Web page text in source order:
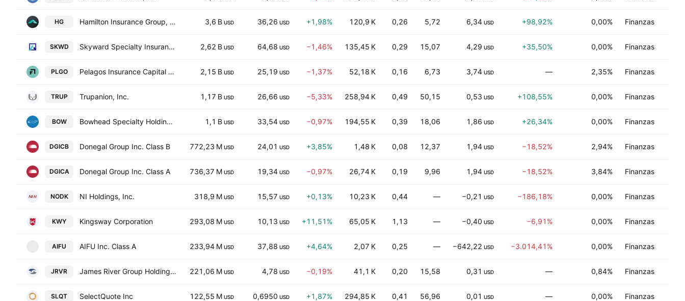
HG Hamilton Insurance Group, Ltd. Class B 3,6 B USD 36,26 USD +1,98% 120,9 K 0,26 5,72 6,34 USD +98,92% 0,00% Finanzas
SKWD Skyward Specialty Insurance Group, Inc. 2,62 B USD 64,68 USD −1,46% 135,45 K 0,29 15,07 4,29 USD +35,50% 0,00% Finanzas
PLGO Pelagos Insurance Capital Limited 2,15 B USD 25,19 USD −1,37% 52,18 K 0,16 6,73 3,74 USD — 2,35% Finanzas
TRUP Trupanion, Inc. 1,17 B USD 26,66 USD −5,33% 258,94 K 0,49 50,15 0,53 USD +108,55% 0,00% Finanzas
BOW Bowhead Specialty Holdings Inc. 1,1 B USD 33,54 USD −0,97% 194,55 K 0,39 18,06 1,86 USD +26,34% 0,00% Finanzas
DGICB Donegal Group Inc. Class B 772,23 M USD 24,01 USD +3,85% 1,48 K 0,08 12,37 1,94 USD −18,52% 2,94% Finanzas
DGICA Donegal Group Inc. Class A 736,37 M USD 19,34 USD −0,97% 26,74 K 0,19 9,96 1,94 USD −18,52% 3,84% Finanzas
NODK NI Holdings, Inc. 318,9 M USD 15,57 USD +0,13% 10,23 K 0,44 — −0,21 USD −186,18% 0,00% Finanzas
KWY Kingsway Corporation 293,08 M USD 10,13 USD +11,51% 65,05 K 1,13 — −0,40 USD −6,91% 0,00% Finanzas
AIFU AIFU Inc. Class A 233,94 M USD 37,88 USD +4,64% 2,07 K 0,25 — −642,22 USD −3.014,41% 0,00% Finanzas
JRVR James River Group Holdings, Inc. 221,06 M USD 4,78 USD −0,19% 41,1 K 0,20 15,58 0,31 USD — 0,84% Finanzas
SLQT SelectQuote Inc 122,55 M USD 0,6950 USD +1,87% 294,85 K 0,41 56,96 0,01 USD — 0,00% Finanzas